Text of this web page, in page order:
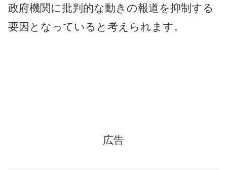
政府機関に批判的な動きの報道を抑制する
要因となっていると考えられます。
広告